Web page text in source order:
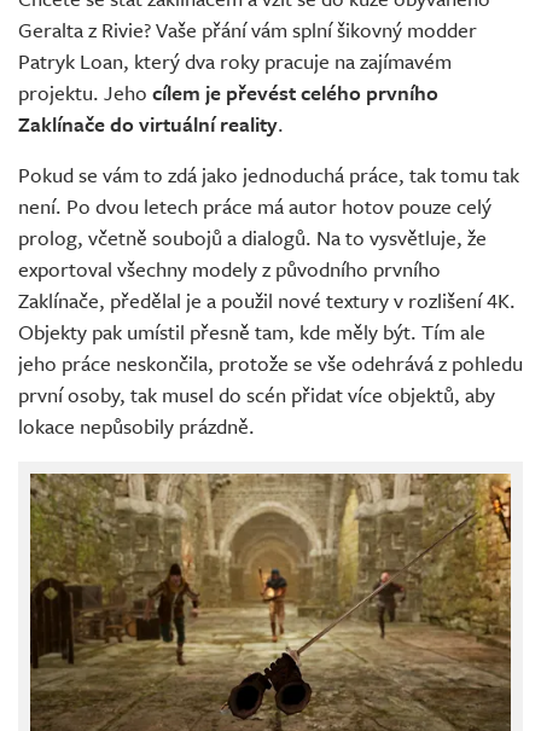
Živě
Geralta z Rivie? Vaše přání vám splní šikovný modder
Patryk Loan, který dva roky pracuje na zajímavém
projektu. Jeho cílem je převést celého prvního
Zaklínače do virtuální reality.
Pokud se vám to zdá jako jednoduchá práce, tak tomu tak
není. Po dvou letech práce má autor hotov pouze celý
prolog, včetně soubojů a dialogů. Na to vysvětluje, že
exportoval všechny modely z původního prvního
Zaklínače, předělal je a použil nové textury v rozlišení 4K.
Objekty pak umístil přesně tam, kde měly být. Tím ale
jeho práce neskončila, protože se vše odehrává z pohledu
první osoby, tak musel do scén přidat více objektů, aby
lokace nepůsobily prázdně.